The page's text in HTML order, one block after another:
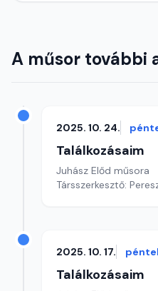
A műsor további
2025. 10. 24.
Találkozásaim
Juhász Előd műsora
Társszerkesztő:
2025. 10. 17.
Találkozásaim